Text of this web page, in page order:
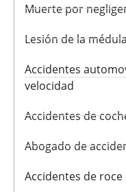
Muerte por
Lesión de la
Accidentes
velocidad
Accidentes de
Abogado de
Accidentes de